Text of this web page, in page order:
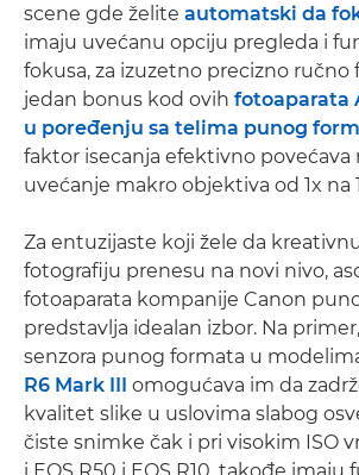
scene gde želite automatski da
imaju uvećanu opciju pregleda i
fokusa, za izuzetno precizno ručno
jedan bonus kod ovih fotoaparata
u poređenju sa telima punog
faktor isecanja efektivno povećava
uvećanje makro objektiva od 1x na
Za entuzijaste koji žele da
fotografiju prenesu na novi nivo,
fotoaparata kompanije Canon
predstavlja idealan izbor. Na
senzora punog formata u
R6 Mark III omogućava im da
kvalitet slike u uslovima slabog
čiste snimke čak i pri visokim ISO
i EOS R50 i EOS R10, takođe imaju